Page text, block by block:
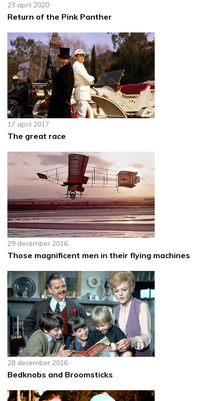
23 april 2020
Return of the Pink Panther
17 april 2017
The great race
29 december 2016
Those magnificent men in their flying machines
28 december 2016
Bedknobs and Broomsticks